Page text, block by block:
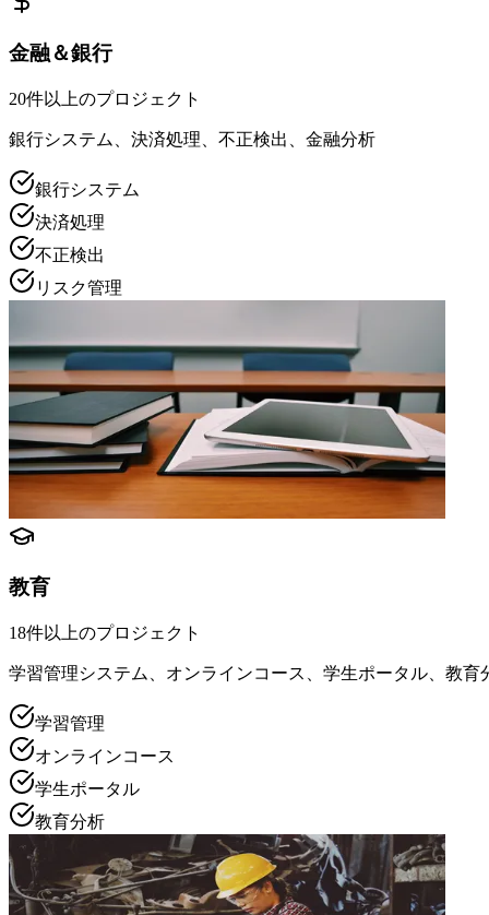
金融＆銀行
20件以上のプロジェクト
銀行システム、決済処理、不正検出、金融分析
銀行システム
決済処理
不正検出
リスク管理
教育
18件以上のプロジェクト
学習管理システム、オンラインコース、学生ポータル、教育
学習管理
オンラインコース
学生ポータル
教育分析